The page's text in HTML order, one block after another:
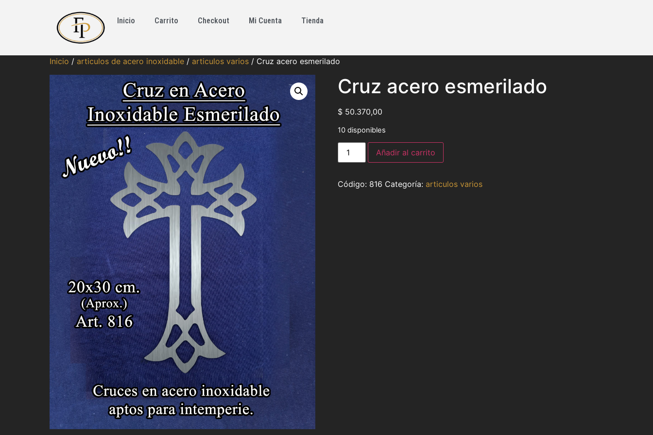
Inicio Carrito Checkout Mi Cuenta Tienda
Inicio / articulos de acero inoxidable / articulos varios / Cruz acero esmerilado
Cruz acero esmerilado
$50.370,00
10 disponibles
Añadir al carrito
816 Categoría: articulos varios